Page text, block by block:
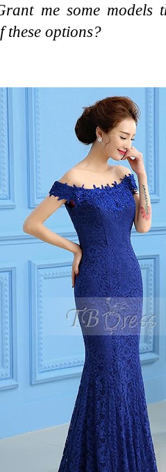
me some models
these options?